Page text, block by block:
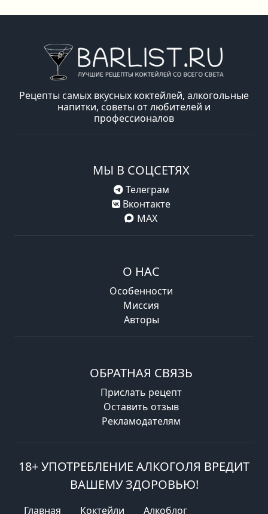
Рецепты самых вкусных коктейлей, алкогольные
напитки, советы от любителей и
профессионалов
МЫ В СОЦСЕТЯХ
Телеграм
Вконтакте
MAX
О НАС
Особенности
Миссия
Авторы
ОБРАТНАЯ СВЯЗЬ
Прислать рецепт
Оставить отзыв
Рекламодателям
18+ УПОТРЕБЛЕНИЕ АЛКОГОЛЯ ВРЕДИТ
ВАШЕМУ ЗДОРОВЬЮ!
Главная Коктейли Алкоблог